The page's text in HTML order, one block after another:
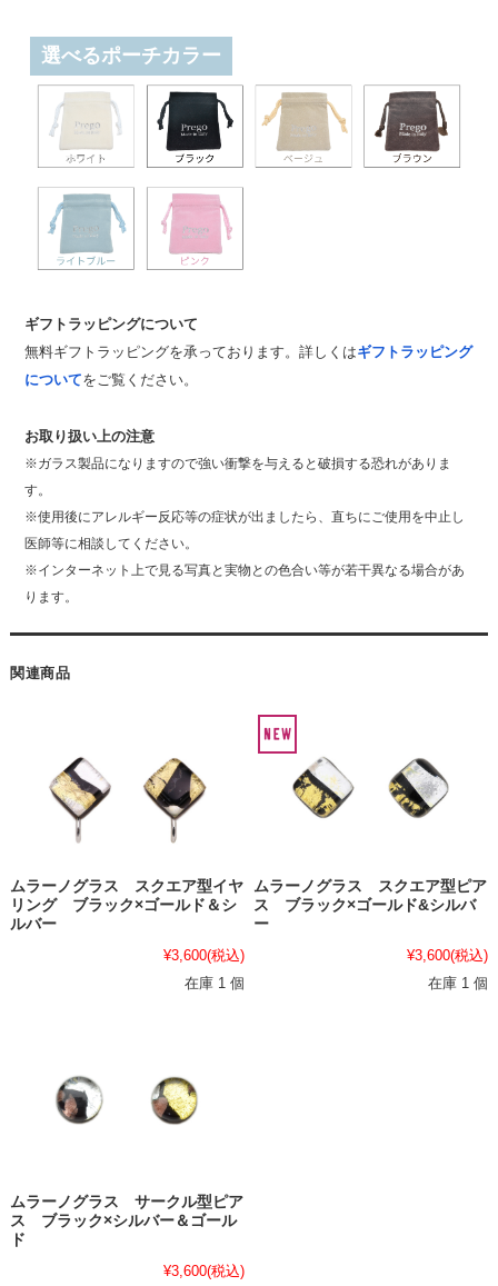
選べるポーチカラー
ギフトラッピングについて
無料ギフトラッピングを承っております。詳しくはギフトラッピング
についてをご覧ください。
お取り扱い上の注意
※ガラス製品になりますので強い衝撃を与えると破損する恐れがありま
す。
※使用後にアレルギー反応等の症状が出ましたら、直ちにご使用を中止し
医師等に相談してください。
※インターネット上で見る写真と実物との色合い等が若干異なる場合があ
ります。
関連商品
ムラーノグラス スクエア型イヤ
リング ブラック×ゴールド＆シ
ルバー
¥3,600(税込)
在庫 1 個
ムラーノグラス スクエア型ピア
ス ブラック×ゴールド&シルバ
ー
¥3,600(税込)
在庫 1 個
ムラーノグラス サークル型ピア
ス ブラック×シルバー＆ゴール
ド
¥3,600(税込)